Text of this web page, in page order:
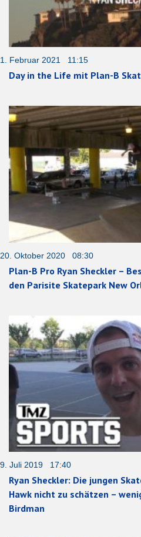
1. Februar 2021 11:15
Day in the Life mit Plan-B
20. Oktober 2020 08:30
Plan-B Pro Ryan Sheckler –
den Parisite Skatepark New
9. Juli 2019 17:40
Ryan Sheckler: Die jungen
Hawk nicht zu schätzen –
Birdman